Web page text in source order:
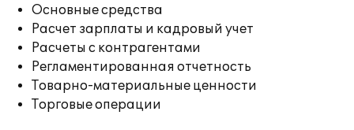
Основные средства
Расчет зарплаты и кадровый учет
Расчеты с контрагентами
Регламентированная отчетность
Товарно-материальные ценности
Торговые операции